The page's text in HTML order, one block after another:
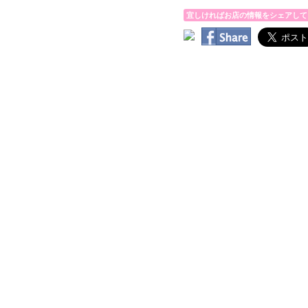
宜しければお店の情報をシェアし